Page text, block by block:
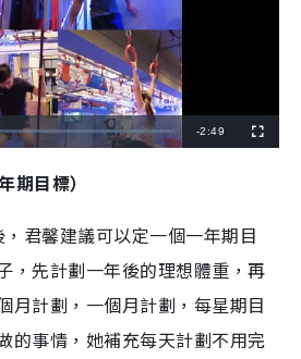
R
i
-2:49
u
n
目標）
君馨建議可以定一個一年期目
，先計劃一年後的理想體重，再
月計劃，一個月計劃，每星期目
的事情，她補充每天計劃不用完